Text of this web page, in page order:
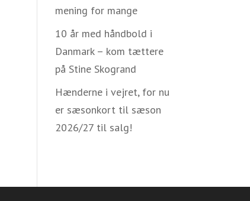
mening for mange
10 år med håndbold i
Danmark – kom tættere
på Stine Skogrand
Hænderne i vejret, for nu
er sæsonkort til sæson
2026/27 til salg!